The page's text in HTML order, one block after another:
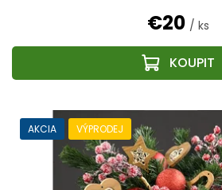
€20 / ks
AKCIA VÝPRODEJ